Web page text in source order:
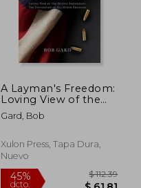
A Layman's Freedom:
Loving View of the
Second Amendment,
the Foundation of all
Inglés)
Gard, Bob
Xulon Press, Tapa Dura,
Nuevo